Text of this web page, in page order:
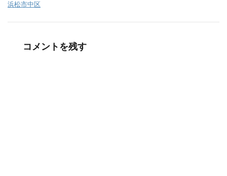
浜松市中区
コメントを残す